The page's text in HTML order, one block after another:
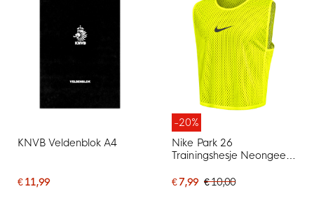
KNVB Veldenblok A4
€ 11,99
-20%
Nike Park 26
Trainingshesje Neongeel
€ 7,99 € 10,00